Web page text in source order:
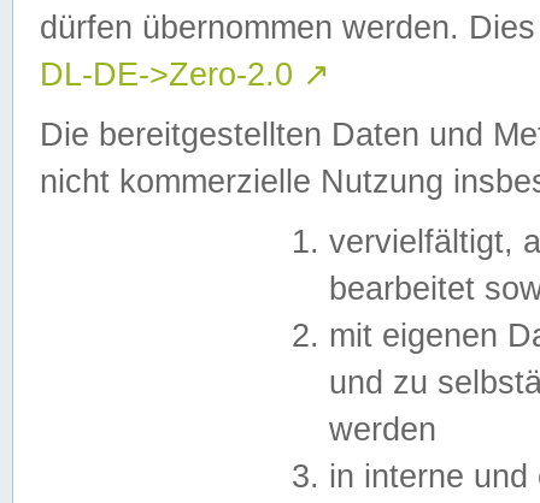
dürfen übernommen werden.
DL-DE->Zero-2.0 ↗
Die bereitgestellten Daten und
nicht kommerzielle Nutzung
vervielfältigt,
bearbeitet
mit eigenen
und zu
werden
in interne